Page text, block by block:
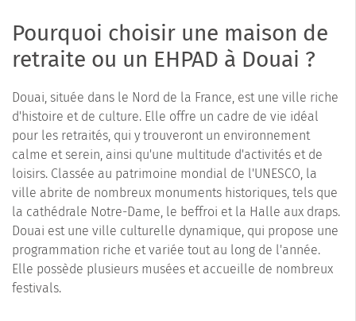
Pourquoi choisir une maison de
retraite ou un EHPAD à Douai ?
Douai, située dans le Nord de la France, est une ville riche
d'histoire et de culture. Elle offre un cadre de vie idéal
pour les retraités, qui y trouveront un environnement
calme et serein, ainsi qu'une multitude d'activités et de
loisirs. Classée au patrimoine mondial de l'UNESCO, la
ville abrite de nombreux monuments historiques, tels que
la cathédrale Notre-Dame, le beffroi et la Halle aux draps.
Douai est une ville culturelle dynamique, qui propose une
programmation riche et variée tout au long de l'année.
Elle possède plusieurs musées et accueille de nombreux
festivals.